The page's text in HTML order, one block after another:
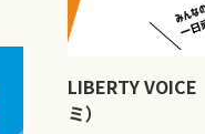
LIBERTY
ミ）